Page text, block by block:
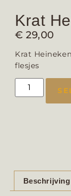
Krat
€ 29,00
Krat
flesjes
Beschrijving